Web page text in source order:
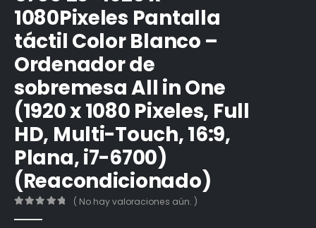
1080Pixeles Pantalla
táctil Color Blanco –
Ordenador de
sobremesa All in One
(1920 x 1080 Pixeles, Full
HD, Multi-Touch, 16:9,
Plana, i7-6700)
(Reacondicionado)
( No hay valoraciones aún. )